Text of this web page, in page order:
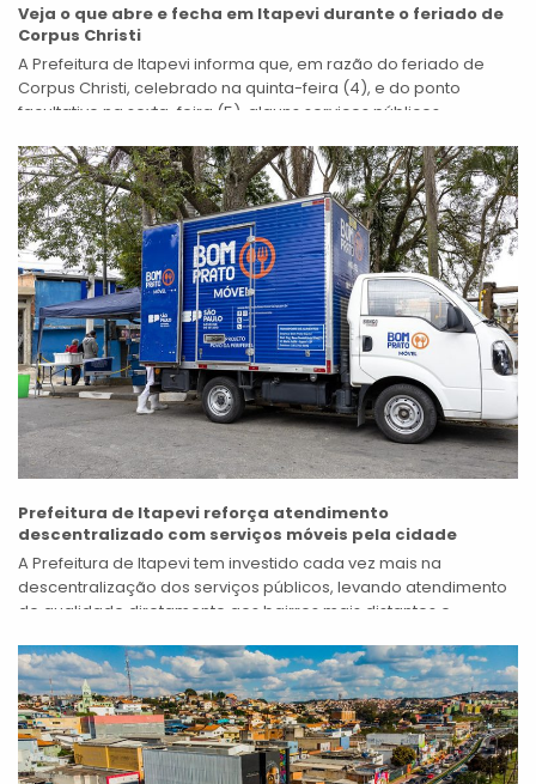
Veja o que abre e fecha em Itapevi durante o feriado de
Corpus Christi
A Prefeitura de Itapevi informa que, em razão do feriado de
Corpus Christi, celebrado na quinta-feira (4), e do ponto
facultativo na sexta-feira (5), alguns serviços públicos
Prefeitura de Itapevi reforça atendimento
descentralizado com serviços móveis pela cidade
A Prefeitura de Itapevi tem investido cada vez mais na
descentralização dos serviços públicos, levando atendimento
de qualidade diretamente aos bairros mais distantes e